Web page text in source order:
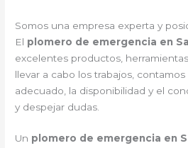
Somos una empresa experta y
El plomero de emergencia en
excelentes productos,
llevar a cabo los trabajos,
adecuado, la disponibilidad y el
y despejar dudas.
Un plomero de emergencia en